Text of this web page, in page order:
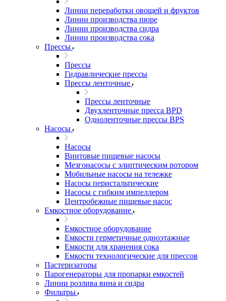
Линии переработки овощей и фруктов
Линии производства пюре
Линии производства сидра
Линии производства сока
Прессы
Прессы
Гидравлические прессы
Прессы ленточные
Прессы ленточные
Двухленточные пресса BPD
Одноленточные прессы BPS
Насосы
Насосы
Винтовые пищевые насосы
Мезгонасосы с элиптическим ротором
Мобильные насосы на тележке
Насосы перистальтические
Насосы с гибким импеллером
Центробежные пищевые насос
Емкостное оборудование
Емкостное оборудование
Емкости герметичные одноэтажные
Емкости для хранения сока
Емкости технологические для прессов
Пастеризаторы
Парогенераторы для пропарки емкостей
Линии розлива вина и сидра
Фильтры